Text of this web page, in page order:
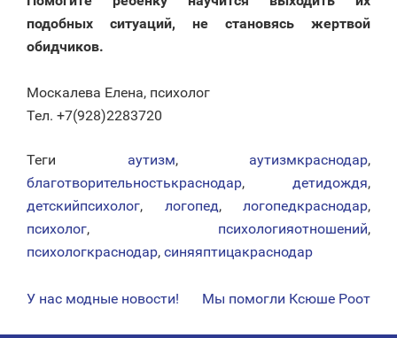
подобных ситуаций, не становясь жертвой
обидчиков.
Москалева Елена, психолог
Тел. +7(928)2283720
Теги аутизм, аутизмкраснодар,
благотворительностькраснодар, детидождя,
детскийпсихолог, логопед, логопедкраснодар,
психолог, психологияотношений,
психологкраснодар, синяяптицакраснодар
НАВИГАЦИЯ
У нас модные новости! Мы помогли Ксюше Роот